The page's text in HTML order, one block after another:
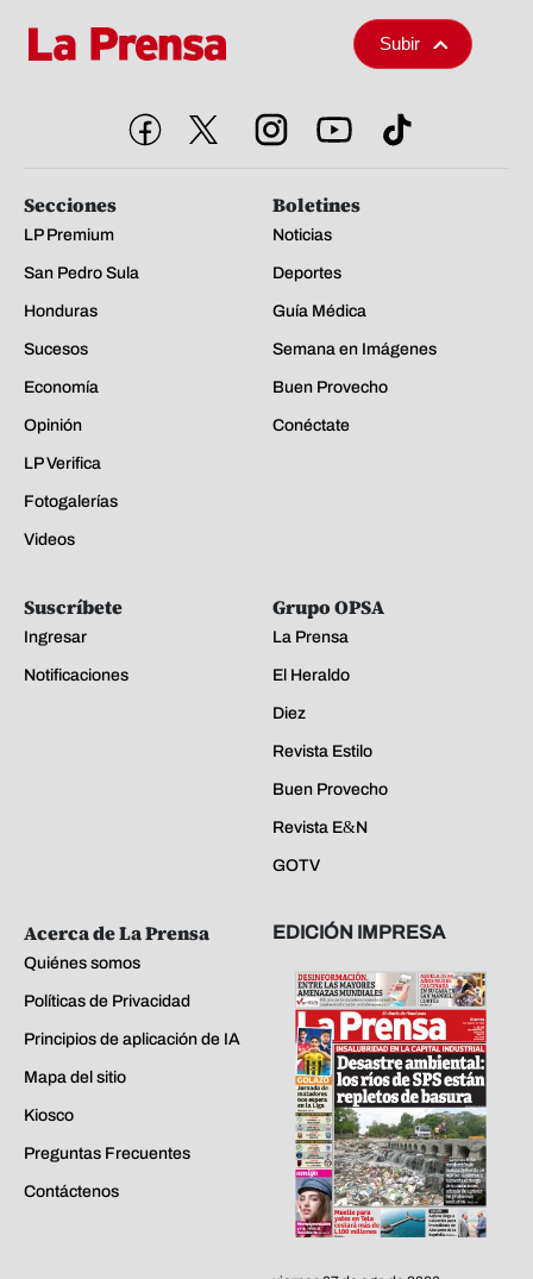
Subir
Secciones
LP Premium
San Pedro Sula
Honduras
Sucesos
Economía
Opinión
LP Verifica
Fotogalerías
Videos
Boletines
Noticias
Deportes
Guía Médica
Semana en Imágenes
Buen Provecho
Conéctate
Suscríbete
Ingresar
Notificaciones
Grupo OPSA
La Prensa
El Heraldo
Diez
Revista Estilo
Buen Provecho
Revista E&N
GOTV
Acerca de La Prensa
Quiénes somos
Políticas de Privacidad
Principios de aplicación de IA
Mapa del sitio
Kiosco
Preguntas Frecuentes
Contáctenos
EDICIÓN IMPRESA